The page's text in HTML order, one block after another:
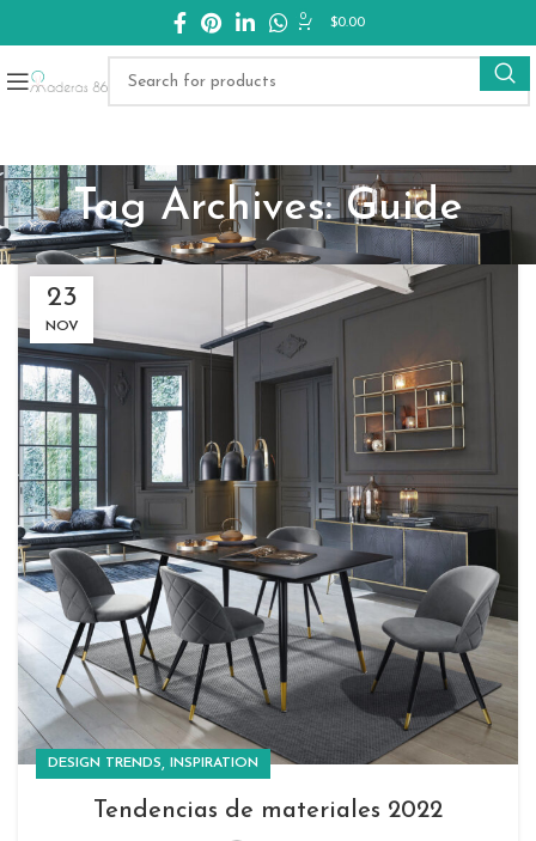
0 $0.00
Tag Archives: Guide
23
NOV
DESIGN TRENDS, INSPIRATION
Tendencias de materiales 2022